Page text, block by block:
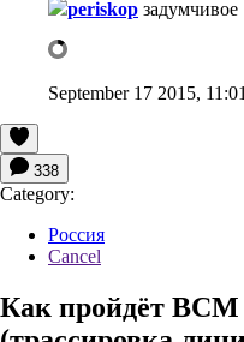
periskop задумчивое
September 17 2015, 11:01
338
Category:
Россия
Cancel
Как пройдёт ВСМ